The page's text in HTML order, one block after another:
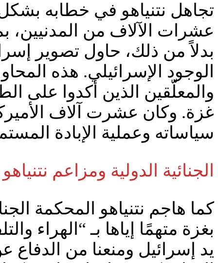
تجاهل نتنياهو في خطابه
عشرات الآلاف من المدنيين،
بدلاً من ذلك، حاول تصوير
الوجود الإسرائيلي. هذه
والمعلّقين الذين أكدوا على
غزة. وكان عشرت آلاف
سياساته وعملية الإبادة
الجنائية الدولية ومزاعم نتنياهو
كما هاجم نتنياهو المحكمة
بغزة متهمًا إياها بـ “الهراء
يد إسرائيل ومنعنا من